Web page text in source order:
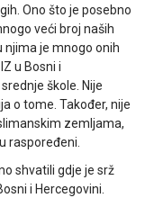
Ono što je posebno
veći broj naših
je mnogo onih
u Bosni i
škole. Nije
o tome. Također, nije
zemljama,
raspoređeni.
shvatili gdje je srž
i Hercegovini.